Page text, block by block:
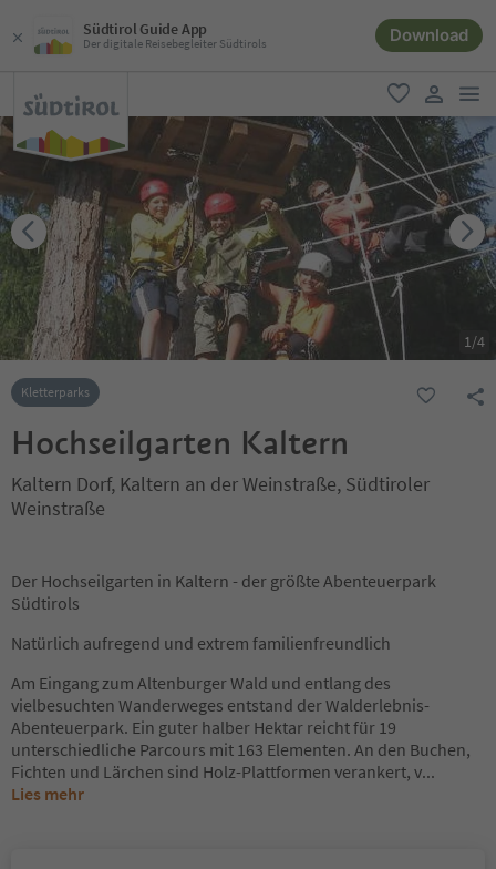
Südtirol Guide App
Der digitale Reisebegleiter Südtirols Download
favorit
user link
1/4
Kletterparks
Hochseilgarten Kaltern
Kaltern Dorf, Kaltern an der Weinstraße, Südtiroler
Weinstraße
Der Hochseilgarten in Kaltern - der größte Abenteuerpark
Südtirols
Natürlich aufregend und extrem familienfreundlich
Am Eingang zum Altenburger Wald und entlang des
vielbesuchten Wanderweges entstand der Walderlebnis-
Abenteuerpark. Ein guter halber Hektar reicht für 19
unterschiedliche Parcours mit 163 Elementen. An den Buchen,
Fichten und Lärchen sind Holz-Plattformen verankert, v...
Lies mehr